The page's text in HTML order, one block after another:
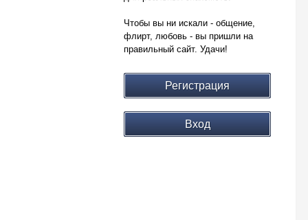
Чтобы вы ни искали - общение,
флирт, любовь - вы пришли на
правильный сайт. Удачи!